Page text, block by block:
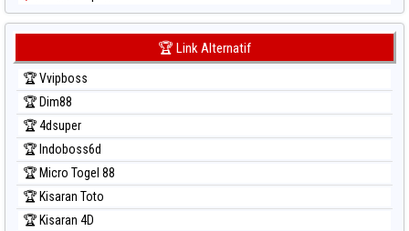
Prediksi Japan 6d
Prediksi Kuda Lari
Prediksi Magnum Cambodia
Prediksi Nagoya
Prediksi North Carolina Day
Prediksi Pcso
Prediksi Sao Paulo
Prediksi Singapore
🏆 Link Alternatif
🏆 Vvipboss
🏆 Dim88
🏆 4dsuper
🏆 Indoboss6d
🏆 Micro Togel 88
🏆 Kisaran Toto
🏆 Kisaran 4D